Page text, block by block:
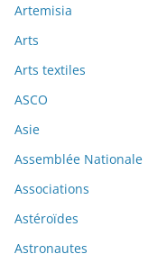
Artemisia
Arts
Arts textiles
ASCO
Asie
Assemblée Nationale
Associations
Astéroïdes
Astronautes